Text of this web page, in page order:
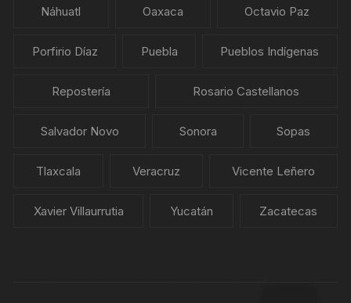
Náhuatl Oaxaca Octavio Paz
Porfirio Díaz Puebla Pueblos Indígenas
Repostería Rosario Castellanos
Salvador Novo Sonora Sopas
Tlaxcala Veracruz Vicente Leñero
Xavier Villaurrutia Yucatán Zacatecas